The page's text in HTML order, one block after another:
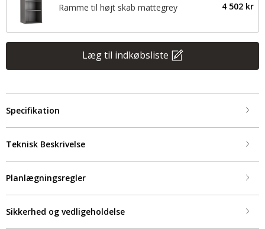
Ramme til højt skab mattegrey 4 502 kr
Læg til indkøbsliste
Specifikation
Teknisk Beskrivelse
Planlægningsregler
Sikkerhed og vedligeholdelse